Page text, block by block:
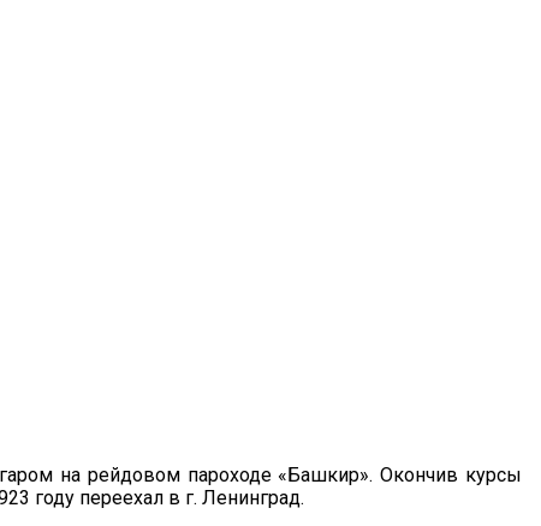
на рейдовом пароходе «Башкир». Окончив курсы
году переехал в г. Ленинград.